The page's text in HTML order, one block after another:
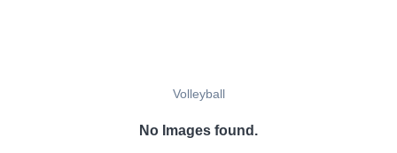
Volleyball
No Images found.